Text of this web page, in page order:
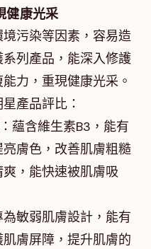
健康光采
污染等因素，容易造
列產品，能深入修護
力，重現健康光采。
產品評比：
：蘊含維生素B3，能有
膚色，改善肌膚粗糙
，能快速被肌膚吸
為敏弱肌膚設計，能有
膚屏障，提升肌膚的